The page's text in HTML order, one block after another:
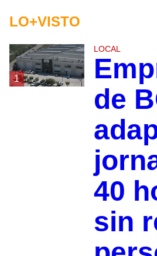
LO+VISTO
1
LOCAL
de
40
sin